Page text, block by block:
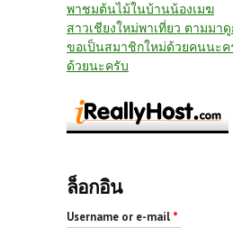
พาชมต้นไม้ในบ้านน้องเมฆ
สาวเชียงใหม่พาเที่ยว ตามมา
ขอเป็นสมาชิกใหม่ด้วยคนนะค
ด้วยนะครับ
ล็อกอิน
Username or e-mail *